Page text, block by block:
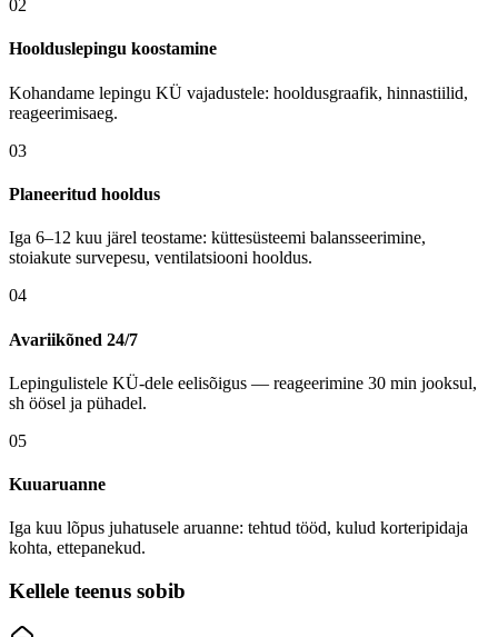
02
Hoolduslepingu koostamine
Kohandame lepingu KÜ vajadustele: hooldusgraafik, hinnastiilid,
reageerimisaeg.
03
Planeeritud hooldus
Iga 6–12 kuu järel teostame: küttesüsteemi balansseerimine,
stoiakute survepesu, ventilatsiooni hooldus.
04
Avariikõned 24/7
Lepingulistele KÜ-dele eelisõigus — reageerimine 30 min jooksul,
sh öösel ja pühadel.
05
Kuuaruanne
Iga kuu lõpus juhatusele aruanne: tehtud tööd, kulud korteripidaja
kohta, ettepanekud.
Kellele teenus sobib